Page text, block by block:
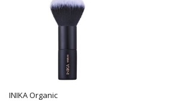
INIKA Organic